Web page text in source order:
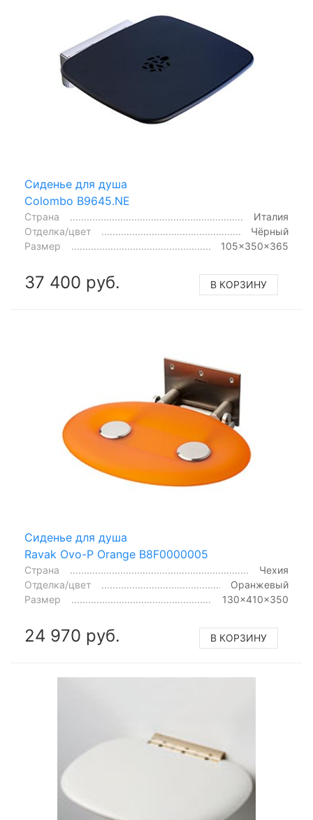
Сиденье для душа
Colombo B9645.NE
Страна
Италия
Отделка/цвет
Чёрный
Размер
105x350x365
37 400 руб. В КОРЗИНУ
Сиденье для душа
Ravak Ovo-P Orange B8F0000005
Страна
Чехия
Отделка/цвет
Оранжевый
Размер
130x410x350
24 970 руб. В КОРЗИНУ